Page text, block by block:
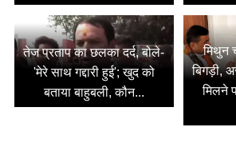
तेज प्रताप का छलका दर्द, बोले-
'मेरे साथ गद्दारी हुई'; खुद को
बताया बाहुबली, कौन...
मिथुन
बिगड़ी,
मिलने